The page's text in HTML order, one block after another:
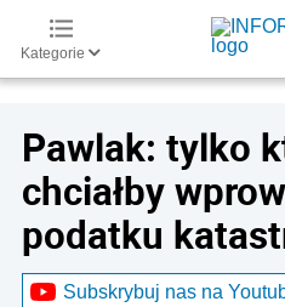
Kategorie
Pawlak: tylko
chciałby
podatku
Subskrybuj nas na